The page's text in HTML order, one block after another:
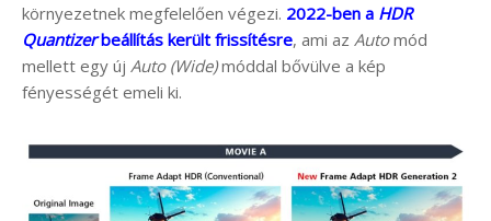
környezetnek megfelelően végezi. 2022-ben a HDR
Quantizerbeállítás került frissítésre, ami az Automód
mellett egy új Auto (Wide)móddal bővülve a kép
fényességét emeli ki.